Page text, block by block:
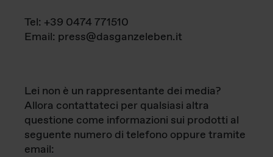
Tel: +39 0474 771510
Email: press@dasganzeleben.it
Lei non è un rappresentante dei media?
Allora contattateci per qualsiasi altra
questione come informazioni sui prodotti al
seguente numero di telefono oppure tramite
email: